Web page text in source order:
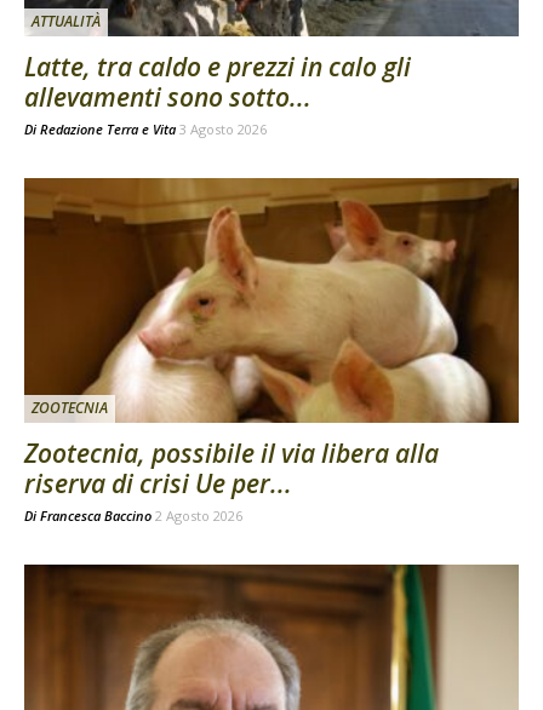
ATTUALITÀ
Latte, tra caldo e prezzi in calo gli
allevamenti sono sotto...
Di Redazione Terra e Vita 3 Agosto 2026
ZOOTECNIA
Zootecnia, possibile il via libera alla
riserva di crisi Ue per...
Di Francesca Baccino 2 Agosto 2026